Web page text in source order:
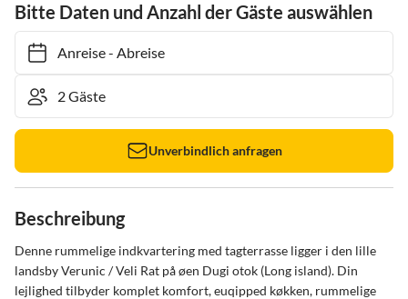
Bitte Daten und Anzahl der Gäste auswählen
Anreise- Abreise
Unverbindlich anfragen
Beschreibung
Denne rummelige indkvartering med tagterrasse ligger i den lille
landsby Verunic / Veli Rat på øen Dugi otok (Long island). Din
lejlighed tilbyder komplet komfort, euqipped køkken, rummelige